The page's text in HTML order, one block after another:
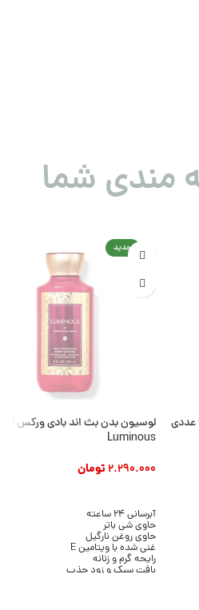
مندی شما
جدید
Luminous
2.290.000تومان
آبرسانی 24 ساعته
حاوی شی باتر
حاوی روغن نارگیل
غنی شده با ویتامین E
رایحه گرم و زنانه
بافت سبک و زود جذب